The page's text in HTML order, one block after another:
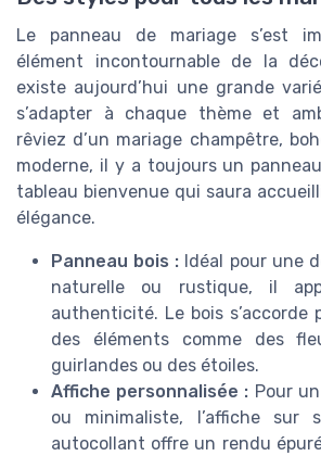
Le panneau de mariage s’est
élément incontournable de la
existe aujourd’hui une grande
s’adapter à chaque thème et
rêviez d’un mariage champêtre,
moderne, il y a toujours un
tableau bienvenue qui saura
élégance.
Panneau bois : Idéal pour une
naturelle ou rustique, il
authenticité. Le bois s’accorde
des éléments comme des
guirlandes ou des étoiles.
Affiche personnalisée : Pour
ou minimaliste, l’affiche sur
autocollant offre un rendu